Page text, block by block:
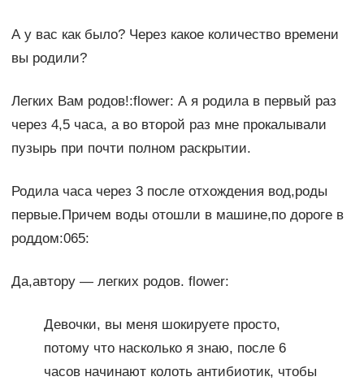
А у вас как было? Через какое количество времени
вы родили?
Легких Вам родов!:flower: А я родила в первый раз
через 4,5 часа, а во второй раз мне прокалывали
пузырь при почти полном раскрытии.
Родила часа через 3 после отхождения вод,роды
первые.Причем воды отошли в машине,по дороге в
роддом:065:
Да,автору — легких родов. flower:
Девочки, вы меня шокируете просто,
потому что насколько я знаю, после 6
часов начинают колоть антибиотик, чтобы